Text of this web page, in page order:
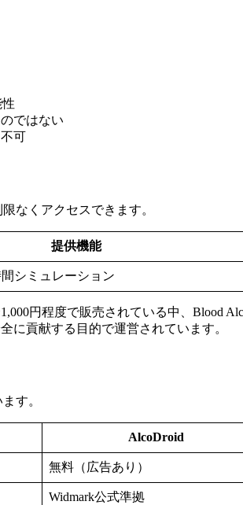
ではない
可
なくアクセスできます。
提供機能
シミュレーション
円程度で販売されている中、Blood
に貢献する目的で運営されています。
す。
AlcoDroid
無料（広告あり）
Widmark公式準拠